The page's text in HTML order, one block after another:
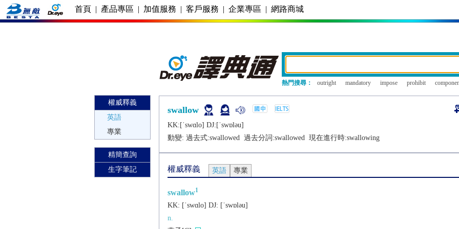
首頁 | 產品專區 | 加值服務 | 客戶服務 | 企業專區 | 網路商城
熱門搜尋： outright mandatory impose prohibit
權威釋義
英語
專業
精簡查詢
生字筆記
swallow
KK:[ˈswɑlo] DJ:[ˈswɒlǝu]
動變: 過去式:swallowed 過去分詞:swallowed 現在進行時:swallowing
權威釋義 英語 專業
swallow1
KK: [ˈswɑlo] DJ: [ˈswɒlǝu]
n.